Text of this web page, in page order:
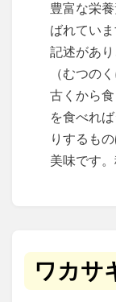
豊富な栄
ばれてい
記述があ
（むつの
古くから
を食べれ
りするも
美味です
ワカサ